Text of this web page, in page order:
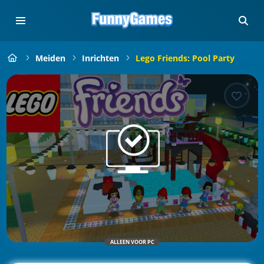
Meiden Inrichten Lego Friends: Pool Party
ALLEEN VOOR PC